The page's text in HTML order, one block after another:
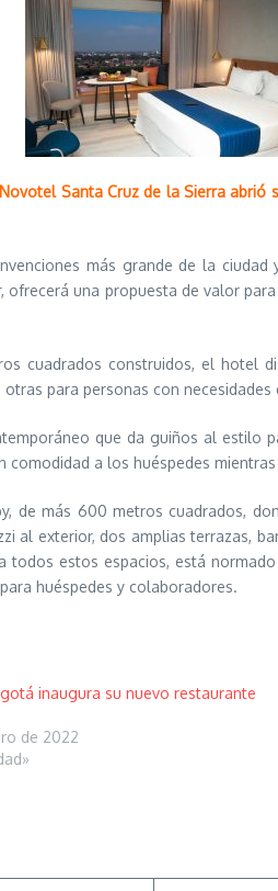
Santa Cruz de la Sierra
más grande de la
ofrecerá una propuesta de valor
cuadrados construidos, el hotel
para personas con necesidades
que da guiños al
a los huéspedes
de más 600 metros cuadrados,
al exterior, dos amplias terrazas,
todos estos espacios, está
huéspedes y colaboradores.
inaugura su nuevo restaurante
de 2022